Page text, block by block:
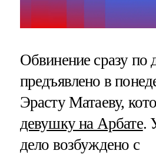
Обвинение сразу по
предъявлено в
Эрасту Матаеву,
девушку на Арбате.
дело возбуждено с